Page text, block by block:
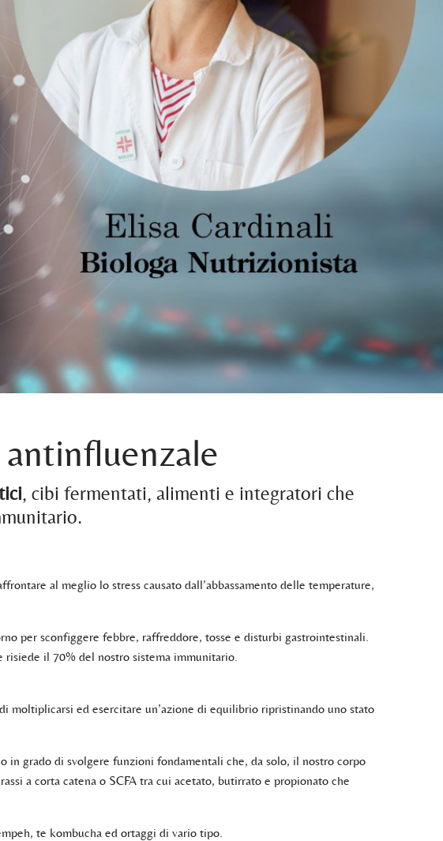
, cibi fermentati, alimenti e integratori che
al meglio lo stress causato dall’abbassamento delle temperature,
per sconfiggere febbre, raffreddore, tosse e disturbi gastrointestinali.
il 70% del nostro sistema immunitario.
moltiplicarsi ed esercitare un’azione di equilibrio ripristinando uno stato
in grado di svolgere funzioni fondamentali che, da solo, il nostro corpo
a corta catena o SCFA tra cui acetato, butirrato e propionato che
te kombucha ed ortaggi di vario tipo.